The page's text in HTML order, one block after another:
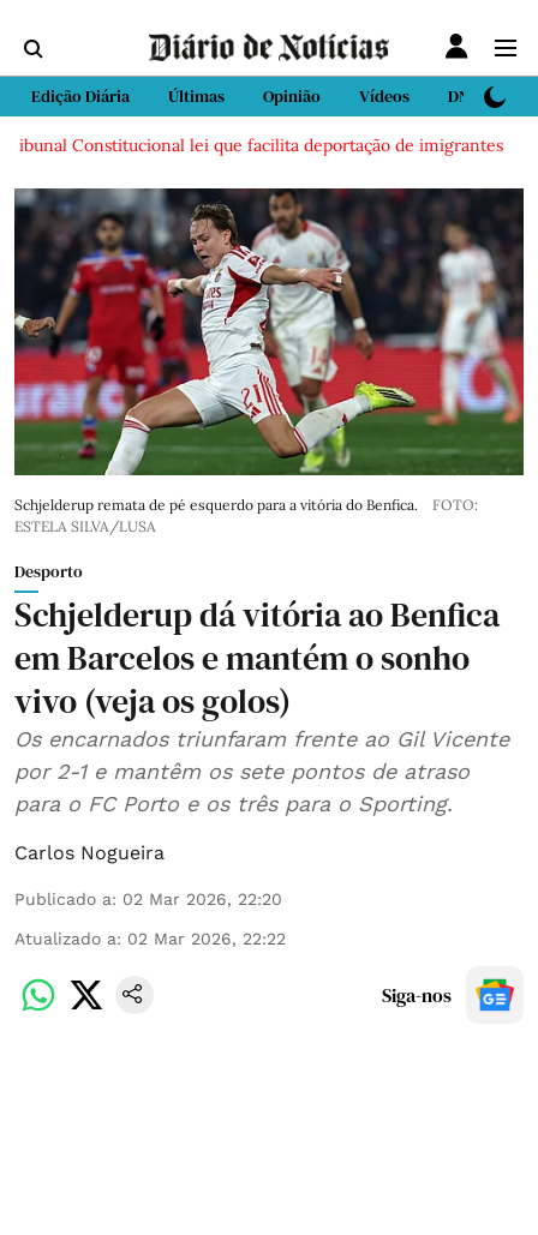
Edição Diária Últimas Opinião Vídeos DN Sport
Constitucional lei que facilita deportação de imigrantes
Schjelderup remata de pé esquerdo para a vitória do Benfica.
FOTO:
ESTELA SILVA/LUSA
Desporto
Schjelderup dá vitória ao Benfica
em Barcelos e mantém o sonho
vivo (veja os golos)
Os encarnados triunfaram frente ao Gil Vicente
por 2-1 e mantêm os sete pontos de atraso
para o FC Porto e os três para o Sporting.
Carlos Nogueira
Publicado a: 02 Mar 2026, 22:20
Atualizado a: 02 Mar 2026, 22:22
Siga-nos